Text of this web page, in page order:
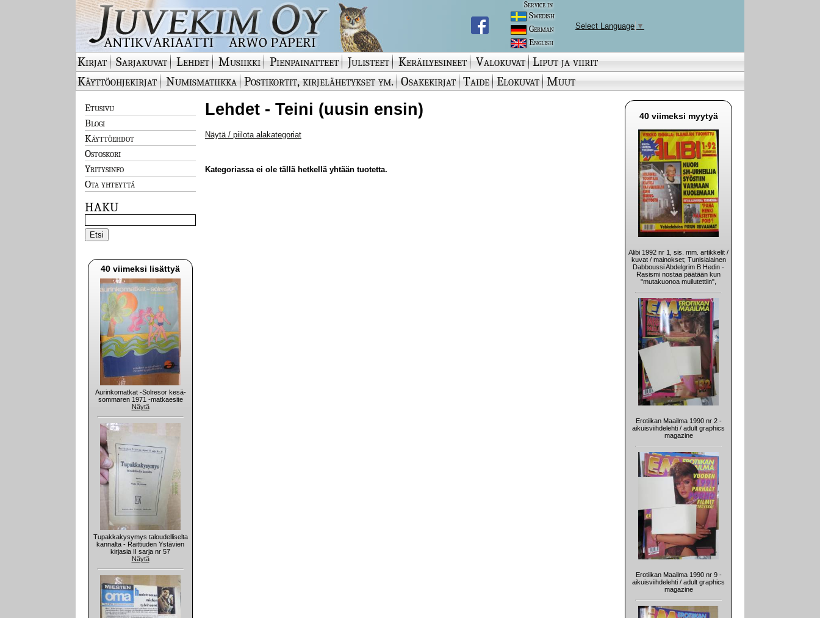
Service in
Swedish
German
English
Select Language ▼
Kirjat Sarjakuvat Lehdet Musiikki Pienpainatteet Julisteet Keräilyesineet Valokuvat Liput ja viirit
Käyttöohjekirjat
Numismatiikka Postikortit, kirjelähetykset ym. Osakekirjat Taide Elokuvat Muut
Etusivu
Blogi
Käyttöehdot
Ostoskori
Yritysinfo
Ota yhteyttä
HAKU
40 viimeksi lisättyä
Aurinkomatkat -Solresor kesä-
sommaren 1971 -matkaesite
Näytä
Tupakkakysymys taloudelliselta
kannalta - Raittiuden Ystävien
kirjasia II sarja nr 57
Näytä
Lehdet - Teini (uusin ensin)
Näytä / piilota alakategoriat
Kategoriassa ei ole tällä hetkellä yhtään tuotetta.
40 viimeksi myytyä
Alibi 1992 nr 1, sis. mm. artikkelit /
kuvat / mainokset; Tunisialainen
Dabboussi Abdelgrim B Hedin -
Rasismi nostaa päätään kun
"mutakuonoa muilutettiin",
Erotiikan Maailma 1990 nr 2 -
aikuisviihdelehti / adult graphics
magazine
Erotiikan Maailma 1990 nr 9 -
aikuisviihdelehti / adult graphics
magazine